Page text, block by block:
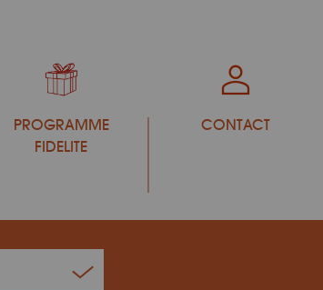
PROGRAMME
FIDELITE
CONTACT